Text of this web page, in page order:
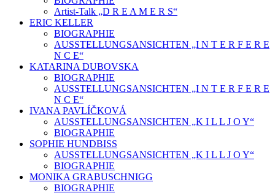
Artist-Talk „D R E A M E R S“
ERIC KELLER
BIOGRAPHIE
AUSSTELLUNGSANSICHTEN „I N T E R F E R E
N C E“
KATARINA DUBOVSKA
BIOGRAPHIE
AUSSTELLUNGSANSICHTEN „I N T E R F E R E
N C E“
IVANA PAVLÍČKOVÁ
AUSSTELLUNGSANSICHTEN „K I L L J O Y“
BIOGRAPHIE
SOPHIE HUNDBISS
AUSSTELLUNGSANSICHTEN „K I L L J O Y“
BIOGRAPHIE
MONIKA GRABUSCHNIGG
BIOGRAPHIE